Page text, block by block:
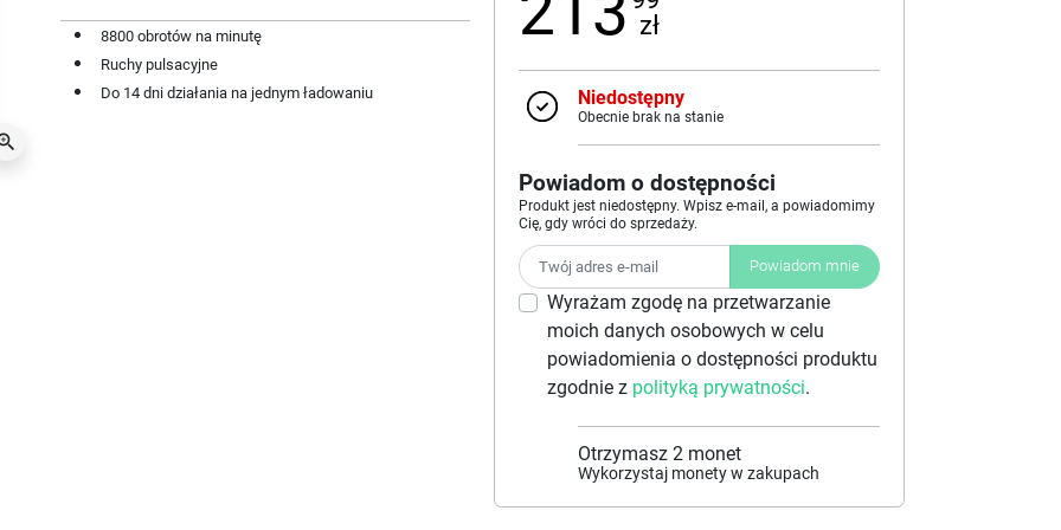
8800 obrotów na minutę
Ruchy pulsacyjne
Do 14 dni działania na jednym ładowaniu
zł
Niedostępny
Obecnie brak na stanie
Powiadom o dostępności
Produkt jest niedostępny. Wpisz e-mail, a powiadomimy
Cię, gdy wróci do sprzedaży.
Powiadom mnie
Wyrażam zgodę na przetwarzanie
moich danych osobowych w celu
powiadomienia o dostępności produktu
zgodnie z polityką prywatności.
Otrzymasz2 monet
Wykorzystaj monety w zakupach